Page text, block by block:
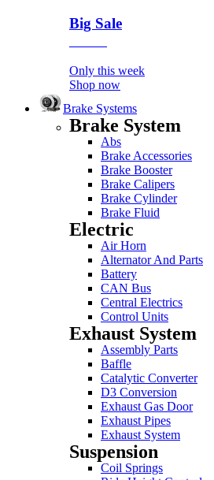
Big Sale
Only this week
Shop now
Brake Systems
Brake System
Abs
Brake Accessories
Brake Booster
Brake Calipers
Brake Cylinder
Brake Fluid
Electric
Air Horn
Alternator And Parts
Battery
CAN Bus
Central Electrics
Control Units
Exhaust System
Assembly Parts
Baffle
Catalytic Converter
D3 Conversion
Exhaust Gas Door
Exhaust Pipes
Exhaust System
Suspension
Coil Springs